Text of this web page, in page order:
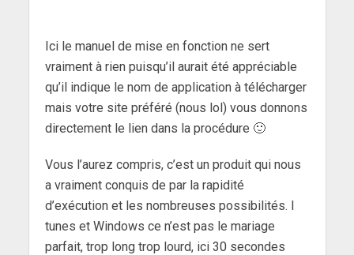
Ici le manuel de mise en fonction ne sert
vraiment à rien puisqu’il aurait été appréciable
qu’il indique le nom de application à télécharger
mais votre site préféré (nous lol) vous donnons
directement le lien dans la procédure 🙂
Vous l’aurez compris, c’est un produit qui nous
a vraiment conquis de par la rapidité
d’exécution et les nombreuses possibilités. I
tunes et Windows ce n’est pas le mariage
parfait, trop long trop lourd, ici 30 secondes